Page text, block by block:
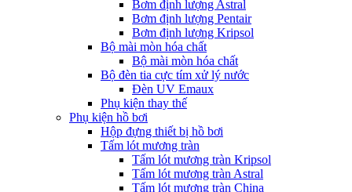
Bơm định lượng Astral
Bơm định lượng Pentair
Bơm định lượng Kripsol
Bộ mài mòn hóa chất
Bộ mài mòn hóa chất
Bộ đèn tia cực tím xử lý nước
Đèn UV Emaux
Phụ kiện thay thế
Phụ kiện hồ bơi
Hộp đựng thiết bị hồ bơi
Tấm lót mương tràn
Tấm lót mương tràn Kripsol
Tấm lót mương tràn Astral
Tấm lót mương tràn China